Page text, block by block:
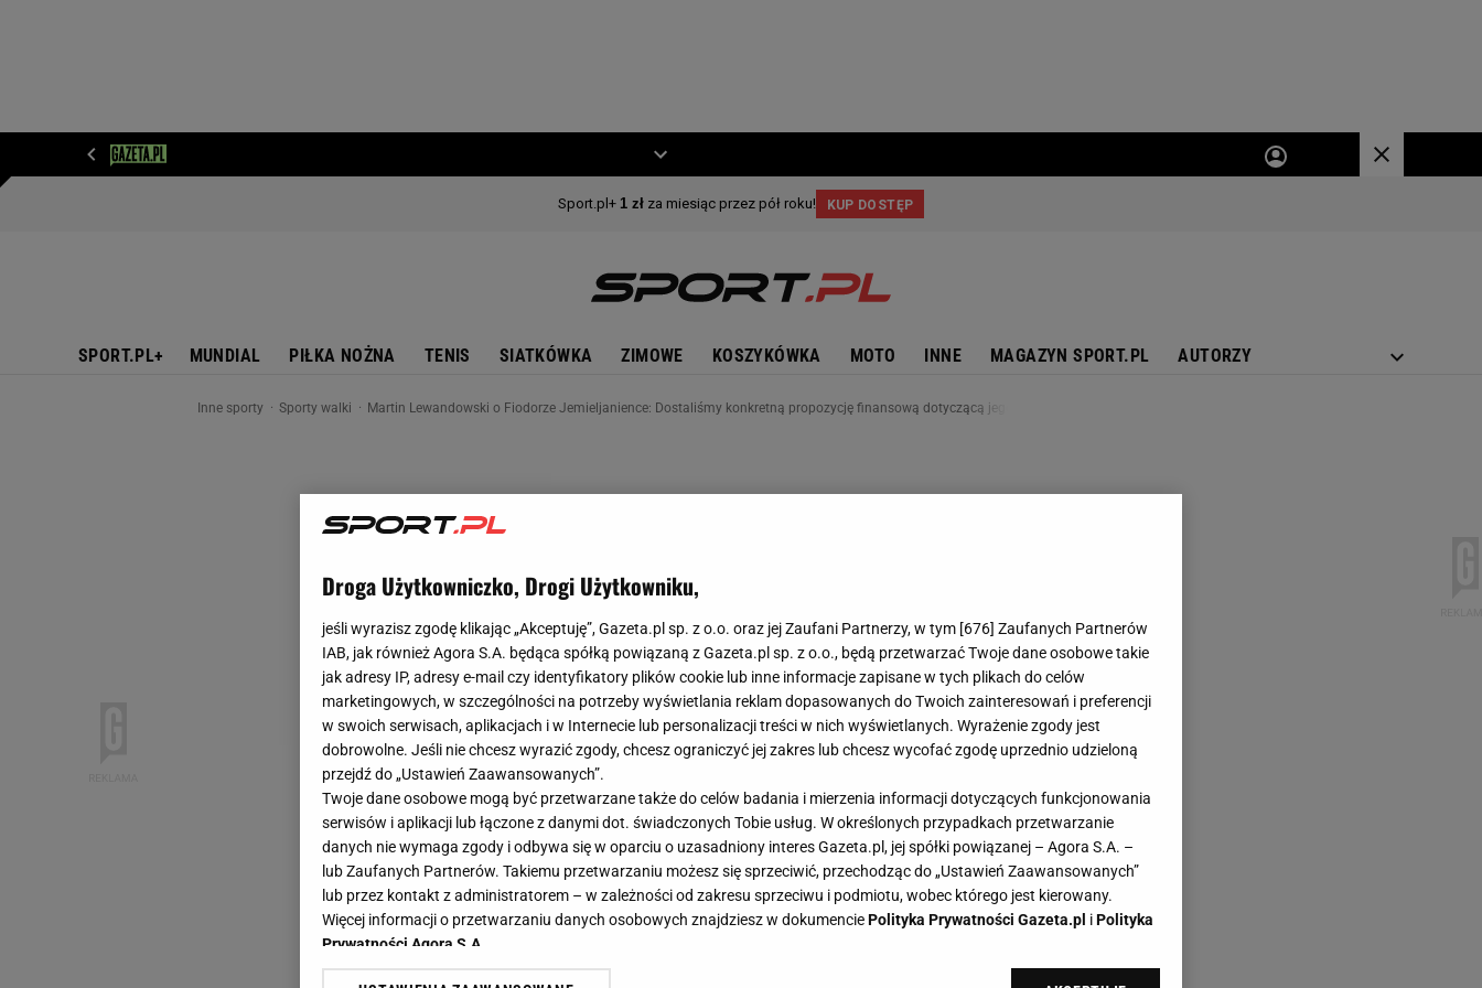
SPORT.PL+ MUNDIAL PIŁKA NOŻNA TENIS SIATKÓWKA ZIMOWE KOSZYKÓWKA MOTO INNE MAGAZYN SPORT.PL AUTORZY
Inne sporty Sporty walki Martin Lewandowski o Fiodorze Jemieljanience: Dostaliśmy konkretną propozycję finansową dotyczącą jego walki na KSW
Droga Użytkowniczko, Drogi Użytkowniku,
jeśli wyrazisz zgodę klikając „Akceptuję”, Gazeta.pl sp. z o.o. oraz jej Zaufani Partnerzy, w tym [676] Zaufanych Partnerów
IAB, jak również Agora S.A. będąca spółką powiązaną z Gazeta.pl sp. z o.o., będą przetwarzać Twoje dane osobowe takie
jak adresy IP, adresy e-mail czy identyfikatory plików cookie lub inne informacje zapisane w tych plikach do celów
marketingowych, w szczególności na potrzeby wyświetlania reklam dopasowanych do Twoich zainteresowań i preferencji
w swoich serwisach, aplikacjach i w Internecie lub personalizacji treści w nich wyświetlanych. Wyrażenie zgody jest
dobrowolne. Jeśli nie chcesz wyrazić zgody, chcesz ograniczyć jej zakres lub chcesz wycofać zgodę uprzednio udzieloną
przejdź do „Ustawień Zaawansowanych”.
Twoje dane osobowe mogą być przetwarzane także do celów badania i mierzenia informacji dotyczących funkcjonowania
serwisów i aplikacji lub łączone z danymi dot. świadczonych Tobie usług. W określonych przypadkach przetwarzanie
danych nie wymaga zgody i odbywa się w oparciu o uzasadniony interes Gazeta.pl, jej spółki powiązanej – Agora S.A. –
lub Zaufanych Partnerów. Takiemu przetwarzaniu możesz się sprzeciwić, przechodząc do „Ustawień Zaawansowanych”
lub przez kontakt z administratorem – w zależności od zakresu sprzeciwu i podmiotu, wobec którego jest kierowany.
Więcej informacji o przetwarzaniu danych osobowych znajdziesz w dokumenciePolityka Prywatności Gazeta.pl iPolityka
Prywatności Agora S.A.